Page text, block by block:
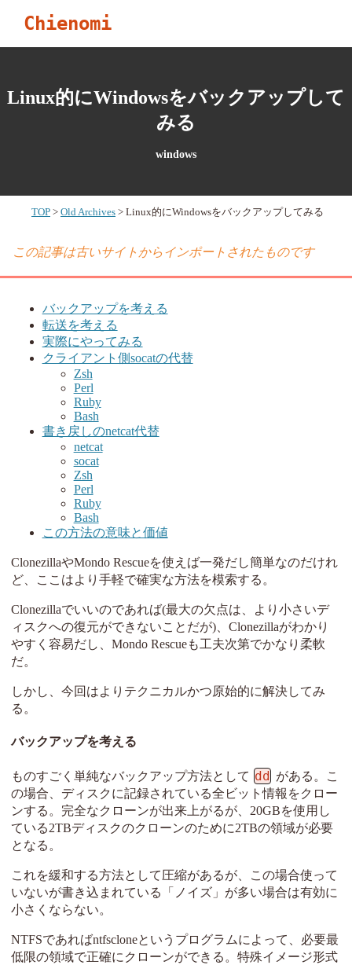
Chienomi
Linux的にWindowsをバックアップして
みる
windows
TOP Old Archives Linux的にWindowsをバックアップしてみる
この記事は古いサイトからインポートされたものです
バックアップを考える
転送を考える
実際にやってみる
クライアント側socatの代替
Zsh
Perl
Ruby
Bash
書き戻しのnetcat代替
netcat
socat
Zsh
Perl
Ruby
Bash
この方法の意味と価値
ClonezillaやMondo Rescueを使えば一発だし簡単なのだけれ
ど、ここはより手軽で確実な方法を模索する。
Clonezillaでいいのであれば(最大の欠点は、より小さいデ
ィスクへの復元ができないことだが)、Clonezillaがわかり
やすく容易だし、Mondo Rescueも工夫次第でかなり柔軟
だ。
しかし、今回はよりテクニカルかつ原始的に解決してみ
る。
バックアップを考える
ものすごく単純なバックアップ方法として dd がある。こ
の場合、ディスクに記録されている全ビット情報をクロー
ンする。完全なクローンが出来上がるが、20GBを使用し
ている2TBディスクのクローンのために2TBの領域が必要
となる。
これを緩和する方法として圧縮があるが、この場合使って
いないが書き込まれている「ノイズ」が多い場合は有効に
小さくならない。
NTFSであればntfscloneというプログラムによって、必要最
低限の領域で正確にクローンができる。特殊イメージ形式